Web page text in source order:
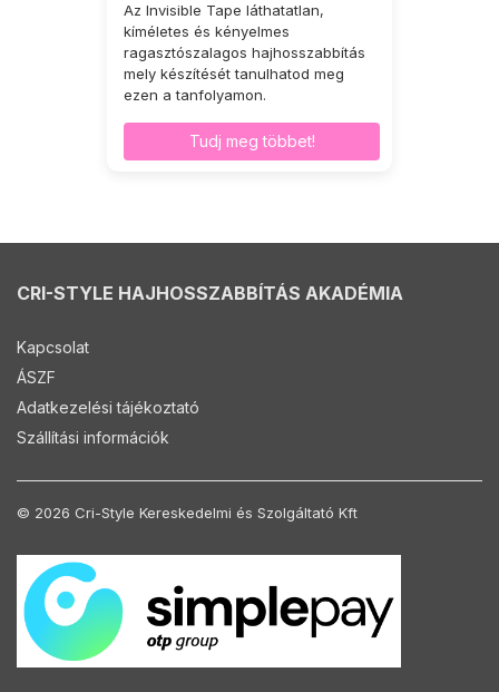
Az Invisible Tape láthatatlan,
kíméletes és kényelmes
ragasztószalagos hajhosszabbítás
mely készítését tanulhatod meg
ezen a tanfolyamon.
Tudj meg többet!
CRI-STYLE HAJHOSSZABBÍTÁS AKADÉMIA
Kapcsolat
ÁSZF
Adatkezelési tájékoztató
Szállítási információk
© 2026 Cri-Style Kereskedelmi és Szolgáltató Kft